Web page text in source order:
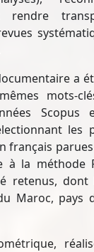
rendre
a
mots-
Scopus
les
français
à la méthode
retenus, dont
Maroc, pays